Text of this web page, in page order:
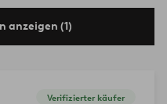
anzeigen (1)
Verifizierter käufer